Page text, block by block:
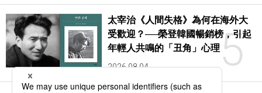
5
太宰治《人間失格》為何在海外大
受歡迎？──榮登韓國暢銷榜，引起
年輕人共鳴的「丑角」心理
2026.08.04